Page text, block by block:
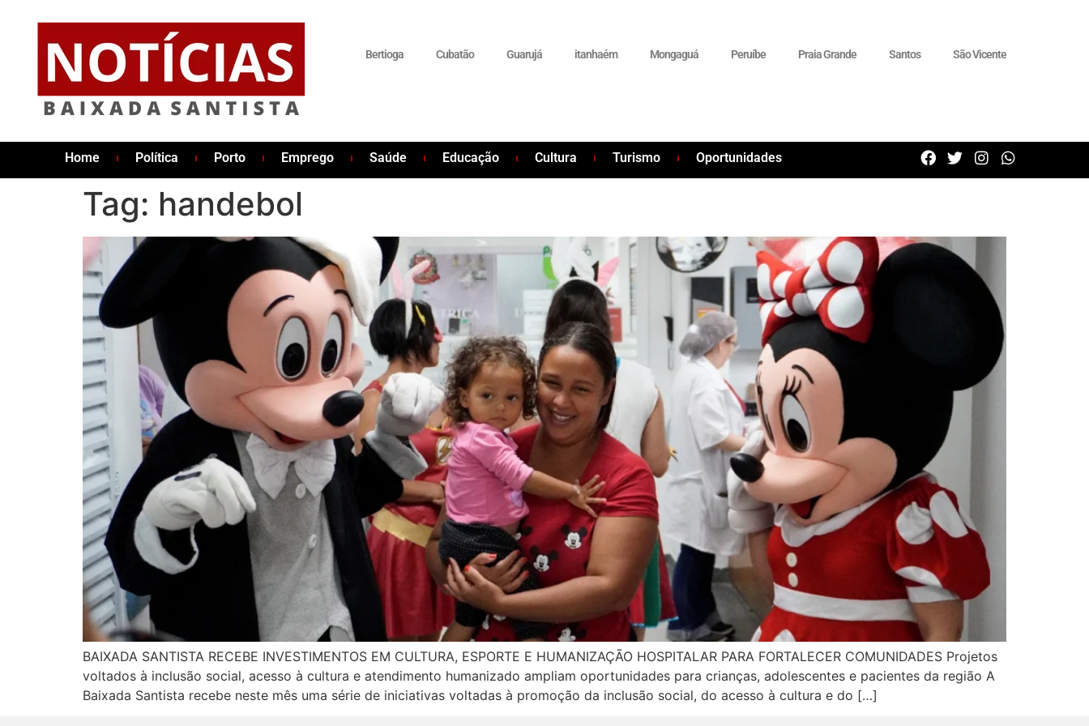
Bertioga Cubatão Guarujá itanhaém Mongaguá Peruíbe Praia Grande Santos São Vicente
Home Política Porto Emprego Saúde Educação Cultura Turismo Oportunidades
Tag: handebol
BAIXADA SANTISTA RECEBE INVESTIMENTOS EM CULTURA, ESPORTE E HUMANIZAÇÃO HOSPITALAR PARA FORTALECER COMUNIDADES Projetos
voltados à inclusão social, acesso à cultura e atendimento humanizado ampliam oportunidades para crianças, adolescentes e pacientes da região A
Baixada Santista recebe neste mês uma série de iniciativas voltadas à promoção da inclusão social, do acesso à cultura e do […]